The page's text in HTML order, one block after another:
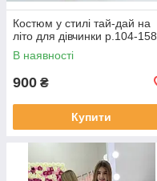
Костюм у стилі тай-дай на
літо для дівчинки р.104-158
В наявності
900 ₴
Купити